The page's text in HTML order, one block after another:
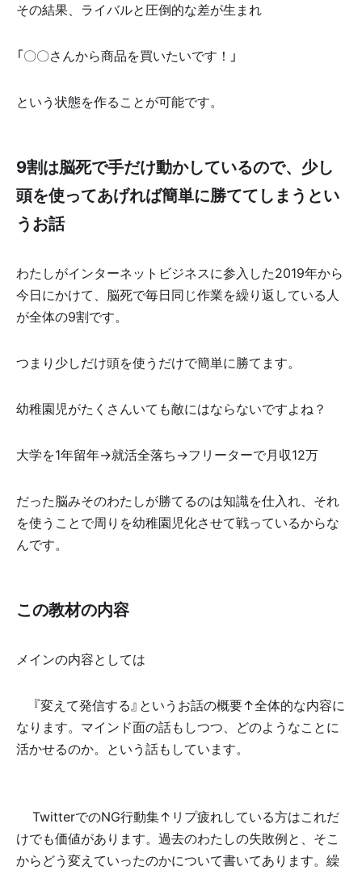
その結果、ライバルと圧倒的な差が生まれ
「〇〇さんから商品を買いたいです！」
という状態を作ることが可能です。
9割は脳死で手だけ動かしているので、少し
頭を使ってあげれば簡単に勝ててしまうとい
うお話
わたしがインターネットビジネスに参入した2019年から
今日にかけて、脳死で毎日同じ作業を繰り返している人
が全体の9割です。
つまり少しだけ頭を使うだけで簡単に勝てます。
幼稚園児がたくさんいても敵にはならないですよね？
大学を1年留年→就活全落ち→フリーターで月収12万
だった脳みそのわたしが勝てるのは知識を仕入れ、それ
を使うことで周りを幼稚園児化させて戦っているからな
んです。
この教材の内容
メインの内容としては
✅『変えて発信する』というお話の概要↑全体的な内容に
なります。マインド面の話もしつつ、どのようなことに
活かせるのか。という話もしています。
✅TwitterでのNG行動集↑リプ疲れしている方はこれだ
けでも価値があります。過去のわたしの失敗例と、そこ
からどう変えていったのかについて書いてあります。繰